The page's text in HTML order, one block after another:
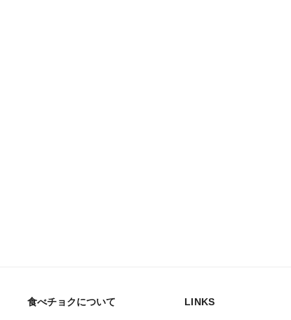
食べチョクについて LINKS